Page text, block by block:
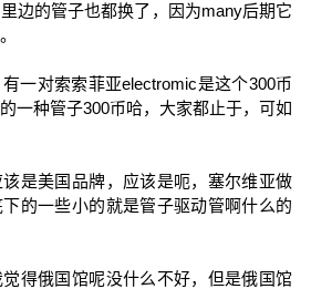
边的管子也都换了，因为many后期它
一对索索菲亚electromic是这个300币
一种管子300币哈，大家都止于，可如
是美国品牌，应该是呃，塞尔维亚做
的一些小的就是管子驱动管啊什么的
得俄国馆呢没什么不好，但是俄国馆